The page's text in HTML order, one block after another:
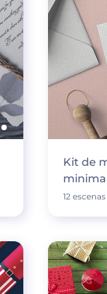
Kit de
12 escenas